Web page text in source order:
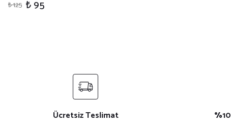
₺ 125 ₺ 95
Ücretsiz Teslimat